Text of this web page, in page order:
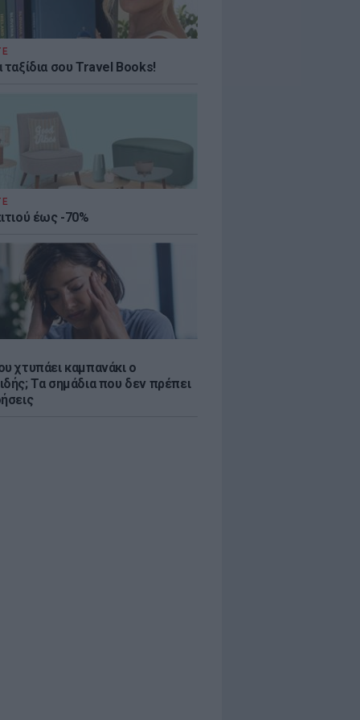
ταξίδια σου Travel Books!
έως -70%
χτυπάει καμπανάκι ο
Τα σημάδια που δεν πρέπει
10:14 πμ PDT